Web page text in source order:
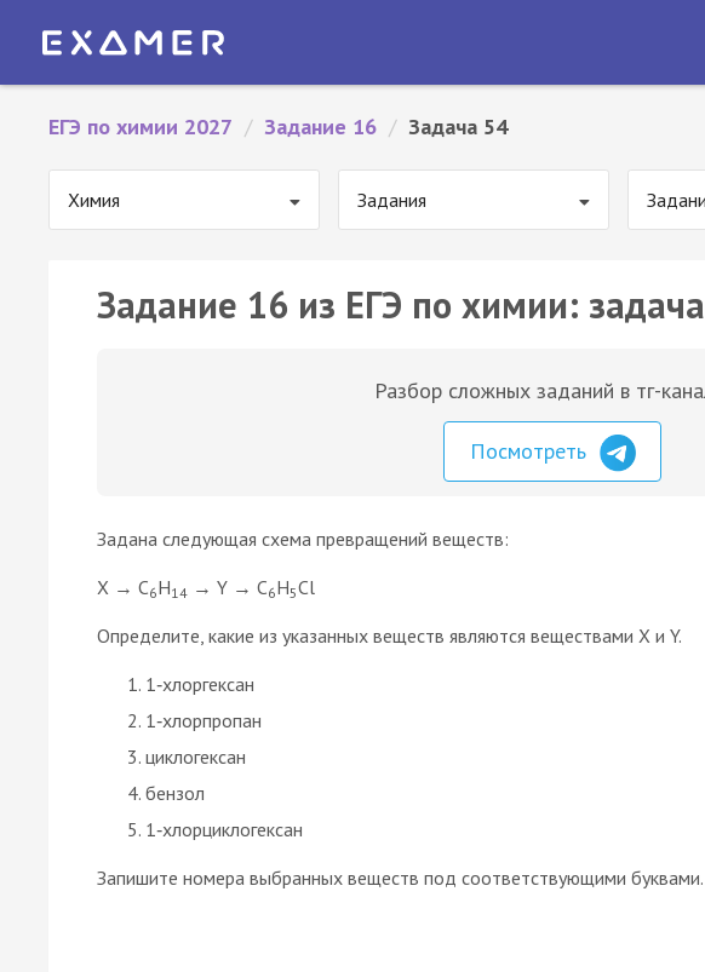
ЕГЭ по химии 2027 / Задание 16 / Задача 54
Химия Задания
Задание 16 из ЕГЭ по химии:
Разбор сложных заданий в тг-
Посмотреть
Задана следующая схема превращений веществ:
X → C6H14 → Y → C6H5Cl
Определите, какие из указанных веществ являются веществами X и Y.
1‑хлоргексан
1‑хлорпропан
циклогексан
бензол
1‑хлорциклогексан
Запишите номера выбранных веществ под соответствующими буквами.